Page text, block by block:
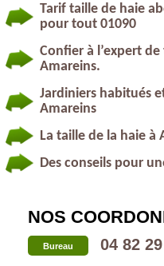
Tarif taille de haie
pour tout 01090
Confier à l’expert
Amareins.
Jardiniers habitués
Amareins
La taille de la haie à
Des conseils pour
NOS
Bureau 04 82